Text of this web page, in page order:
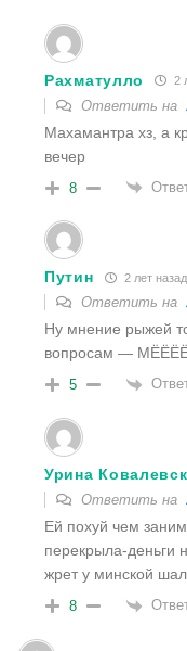
Рахматулло 2
Ответить на
Махамантра хз, а
вечер
8
Путин 2 лет назад
Ответить на
Ну мнение рыжей
вопросам —
5
Урина
Ответить на
Ей похуй чем
перекрыла-деньги
жрет у минской
8